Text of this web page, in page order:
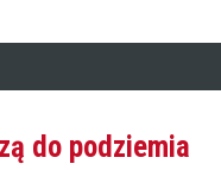
do podziemia